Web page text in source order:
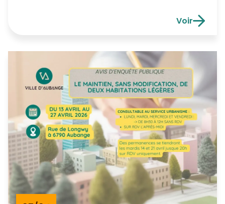
pergola Particularités du projet : Consultation
Voir
Avis